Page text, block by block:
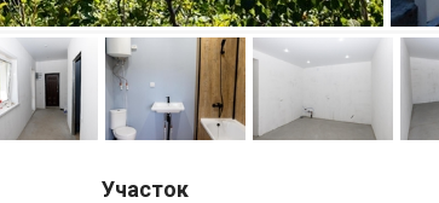
Участок